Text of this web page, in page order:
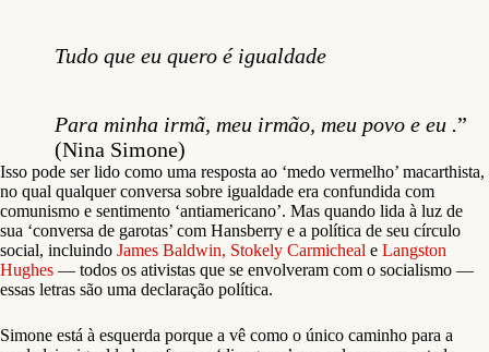
Tudo que eu quero é igualdade
Para minha irmã, meu irmão, meu povo e eu .”
(Nina Simone)
Isso pode ser lido como uma resposta ao ‘medo vermelho’ macarthista,
no qual qualquer conversa sobre igualdade era confundida com
comunismo e sentimento ‘antiamericano’. Mas quando lida à luz de
sua ‘conversa de garotas’ com Hansberry e a política de seu círculo
social, incluindo James Baldwin, Stokely Carmicheal e Langston
Hughes — todos os ativistas que se envolveram com o socialismo —
essas letras são uma declaração política.
Simone está à esquerda porque a vê como o único caminho para a